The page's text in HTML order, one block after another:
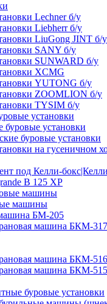
Lechner б/у
Liebherr б/у
LiuGong JINT б/у
SANY б/у
SUNWARD б/у
XCMG
YUTONG б/у
ZOOMLION б/у
TYSIM б/у
установки
буровые установки
буровые установки
на гусеничном
под Келли-
B 125 XP
машины
БМ-205
машина БКМ-
машина БКМ-516
машина БКМ-515
буровые установки